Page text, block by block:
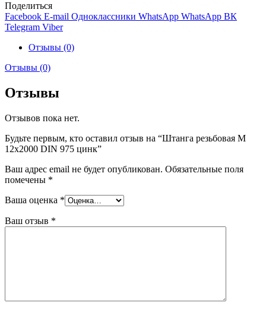
Поделиться
Facebook E-mail Одноклассники WhatsApp WhatsApp ВК
Telegram Viber
Отзывы (0)
Отзывы (0)
Отзывы
Отзывов пока нет.
Будьте первым, кто оставил отзыв на “Штанга резьбовая М
12х2000 DIN 975 цинк”
Ваш адрес email не будет опубликован. Обязательные поля
помечены *
Ваша оценка *
Ваш отзыв *